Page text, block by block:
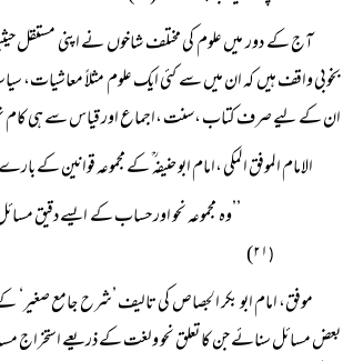
آج کے دور میں علوم کی مختلف شاخوں نے اپنی مستقل
بخوبی واقف ہیں کہ ان میں سے کئی ایک علوم مثلاً معاشیات،
ان کے لیے صرف کتاب ،سنت ،اجماع اور قیاس سے ہی کام نہیں
الامام الموفق المکی ،امام ابو حنیفہ ؒ کے مجموعہ قوانین کے
’’وہ مجموعہ نحو اور حساب کے ایسے دقیق
( ۲۱)
موفق، امام ابو بکر الجصاص کی تالیف ’شرح جامع صغیر‘
بعض مسائل سنائے جن کا تعلق نحو ولغت کے ذریعے استخراج